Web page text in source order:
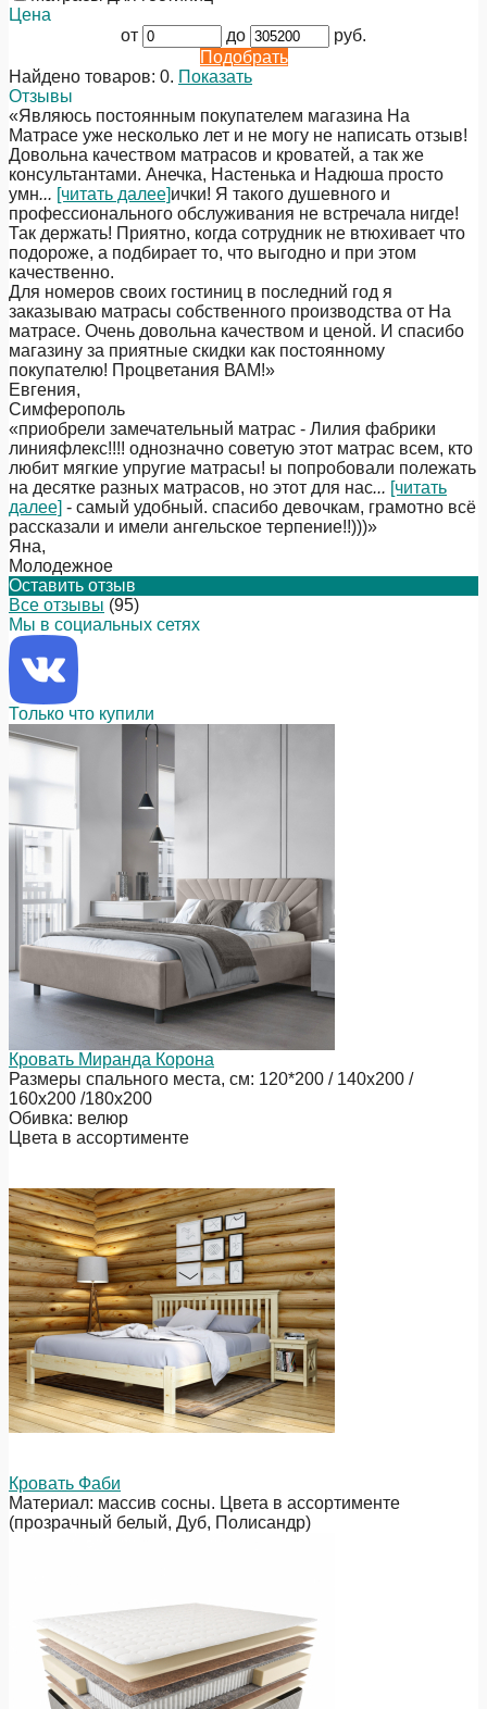
Цена
от
до
руб.
Подобрать
Найдено товаров: 0. Показать
Отзывы
«Являюсь постоянным покупателем магазина На
Матрасе уже несколько лет и не могу не написать отзыв!
Довольна качеством матрасов и кроватей, а так же
консультантами. Анечка, Настенька и Надюша просто
умн... [читать далее]ички! Я такого душевного и
профессионального обслуживания не встречала нигде!
Так держать! Приятно, когда сотрудник не втюхивает что
подороже, а подбирает то, что выгодно и при этом
качественно.
Для номеров своих гостиниц в последний год я
заказываю матрасы собственного производства от На
матрасе. Очень довольна качеством и ценой. И спасибо
магазину за приятные скидки как постоянному
покупателю! Процветания ВАМ!»
Евгения,
Симферополь
«приобрели замечательный матрас - Лилия фабрики
линияфлекс!!!! однозначно советую этот матрас всем, кто
любит мягкие упругие матрасы! ы попробовали полежать
на десятке разных матрасов, но этот для нас... [читать
далее] - самый удобный. спасибо девочкам, грамотно всё
рассказали и имели ангельское терпение!!)))»
Яна,
Молодежное
Оставить отзыв
Все отзывы (95)
Мы в социальных сетях
Только что купили
Кровать Миранда Корона
Размеры спального места, см: 120*200 / 140х200 /
160х200 /180х200
Обивка: велюр
Цвета в ассортименте
Кровать Фаби
Материал: массив сосны. Цвета в ассортименте
(прозрачный белый, Дуб, Полисандр)